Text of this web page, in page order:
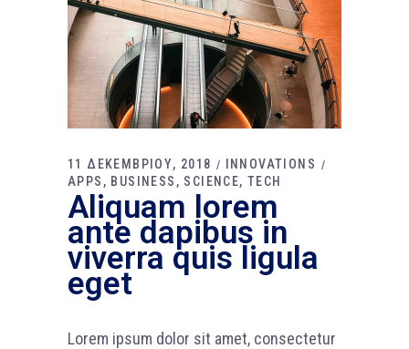
11 ΔΕΚΕΜΒΡΙΟΥ, 2018
INNOVATIONS
APPS
BUSINESS SCIENCE TECH
Aliquam lorem
ante dapibus in
viverra quis ligula
eget
Lorem ipsum dolor sit amet, consectetur